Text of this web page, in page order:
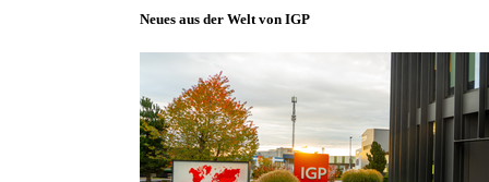
Neues aus der Welt von IGP